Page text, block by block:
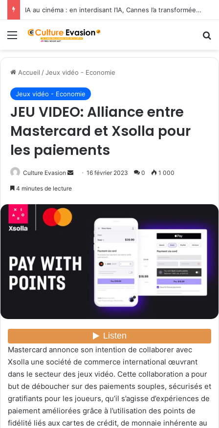
IA au cinéma : en interdisant l’IA, Cannes l’a transformée en label de luxe
Menu
Accueil /Jeux vidéo - Economie
Jeux vidéo - Economie
JEU VIDEO: Alliance entre
Mastercard et Xsolla pour
les paiements
Culture Evasion
u
n
e
l
16 février 2023 0 1 000
4 minutes de lecture
Mastercard annonce son intention de collaborer avec
Xsolla une société de commerce international œuvrant
dans le secteur des jeux vidéo. Cette collaboration a pour
but de déboucher sur des paiements souples, sécurisés et
gratifiants pour les joueurs, qu’il s’agisse d’expériences de
paiement améliorées grâce à l’utilisation des points de
fidélité liés aux cartes de crédit, de monnaie inhérente au